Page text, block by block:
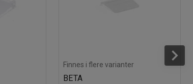
Finnes i flere varianter
BETA